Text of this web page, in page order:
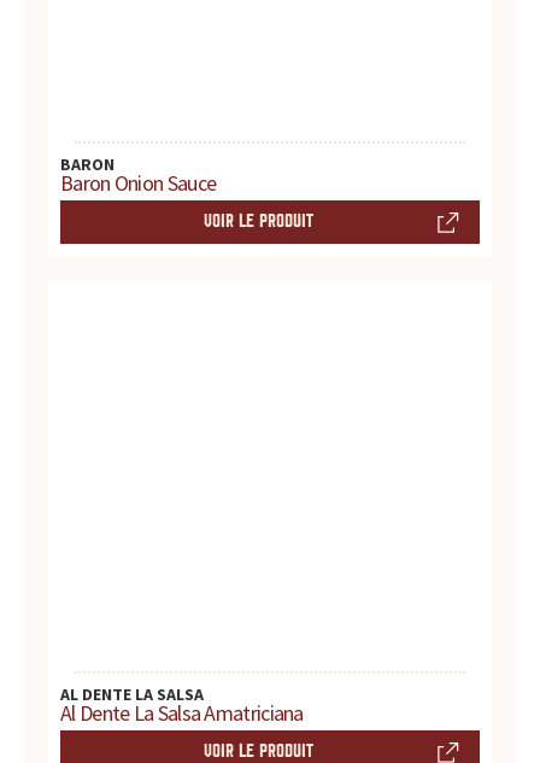
BARON
Baron Onion Sauce
VOIR LE PRODUIT
AL DENTE LA SALSA
Al Dente La Salsa Amatriciana
VOIR LE PRODUIT